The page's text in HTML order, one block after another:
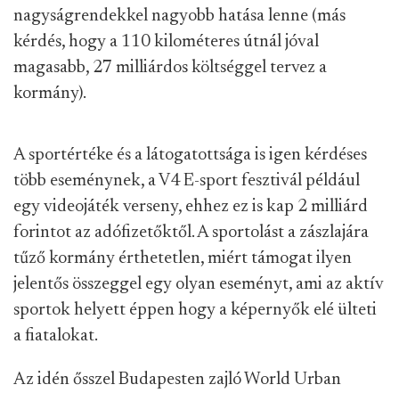
nagyságrendekkel nagyobb hatása lenne (más
kérdés, hogy a 110 kilométeres útnál jóval
magasabb, 27 milliárdos költséggel tervez a
kormány).
A sportértéke és a látogatottsága is igen kérdéses
több eseménynek, a V4 E-sport fesztivál például
egy videojáték verseny, ehhez ez is kap 2 milliárd
forintot az adófizetőktől. A sportolást a zászlajára
tűző kormány érthetetlen, miért támogat ilyen
jelentős összeggel egy olyan eseményt, ami az aktív
sportok helyett éppen hogy a képernyők elé ülteti
a fiatalokat.
Az idén ősszel Budapesten zajló World Urban